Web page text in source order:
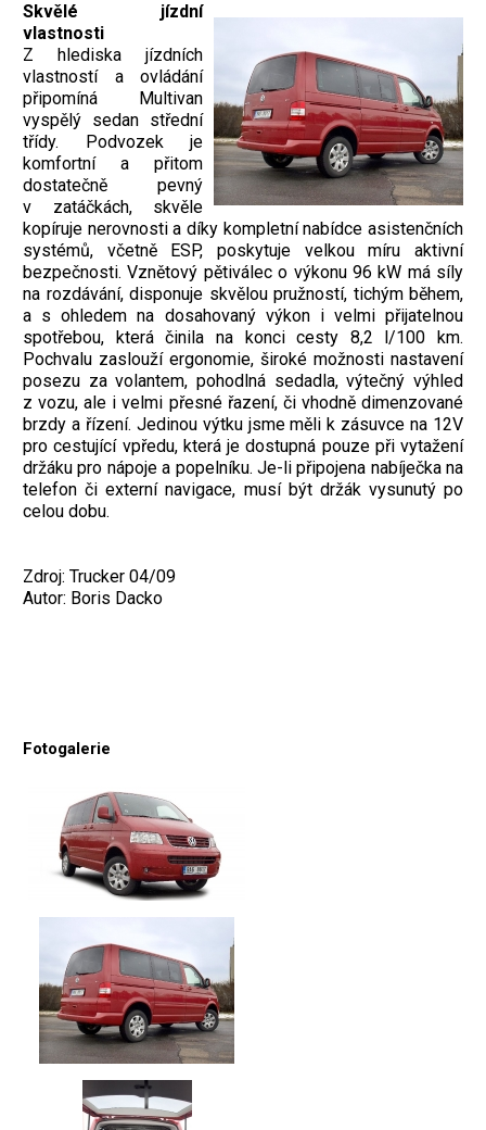
Skvělé jízdní
vlastnosti
Z hlediska jízdních
vlastností a ovládání
připomíná Multivan
vyspělý sedan střední
třídy. Podvozek je
komfortní a přitom
dostatečně pevný
v zatáčkách, skvěle
kopíruje nerovnosti a díky kompletní nabídce asistenčních
systémů, včetně ESP, poskytuje velkou míru aktivní
bezpečnosti. Vznětový pětiválec o výkonu 96 kW má síly
na rozdávání, disponuje skvělou pružností, tichým během,
a s ohledem na dosahovaný výkon i velmi přijatelnou
spotřebou, která činila na konci cesty 8,2 l/100 km.
Pochvalu zaslouží ergonomie, široké možnosti nastavení
posezu za volantem, pohodlná sedadla, výtečný výhled
z vozu, ale i velmi přesné řazení, či vhodně dimenzované
brzdy a řízení. Jedinou výtku jsme měli k zásuvce na 12V
pro cestující vpředu, která je dostupná pouze při vytažení
držáku pro nápoje a popelníku. Je-li připojena nabíječka na
telefon či externí navigace, musí být držák vysunutý po
celou dobu.
Zdroj: Trucker 04/09
Autor: Boris Dacko
Fotogalerie